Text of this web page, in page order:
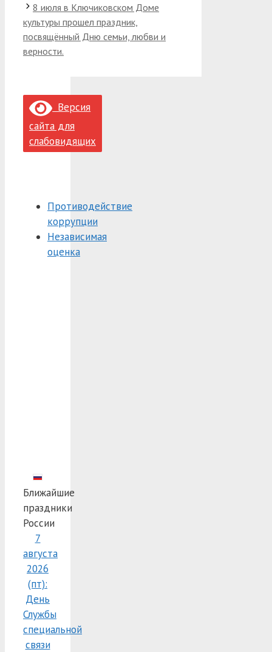
8 июля в Ключиковском Доме
культуры прошел праздник,
посвящённый Дню семьи, любви и
верности.
Версия
сайта для
слабовидящих
Противодействие
коррупции
Независимая
оценка
Ближайшие
праздники
России
7
августа
2026
(пт):
День
Службы
специальной
связи